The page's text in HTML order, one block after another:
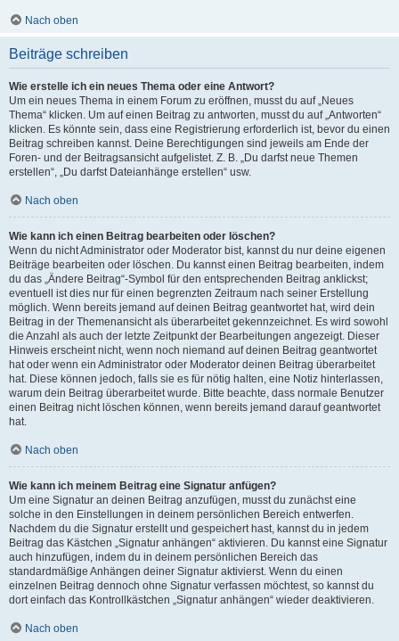
Nach oben
Beiträge schreiben
Wie erstelle ich ein neues Thema oder eine Antwort?
Um ein neues Thema in einem Forum zu eröffnen, musst du auf „Neues
Thema“ klicken. Um auf einen Beitrag zu antworten, musst du auf „Antworten“
klicken. Es könnte sein, dass eine Registrierung erforderlich ist, bevor du einen
Beitrag schreiben kannst. Deine Berechtigungen sind jeweils am Ende der
Foren- und der Beitragsansicht aufgelistet. Z. B. „Du darfst neue Themen
erstellen“, „Du darfst Dateianhänge erstellen“ usw.
Nach oben
Wie kann ich einen Beitrag bearbeiten oder löschen?
Wenn du nicht Administrator oder Moderator bist, kannst du nur deine eigenen
Beiträge bearbeiten oder löschen. Du kannst einen Beitrag bearbeiten, indem
du das „Ändere Beitrag“-Symbol für den entsprechenden Beitrag anklickst;
eventuell ist dies nur für einen begrenzten Zeitraum nach seiner Erstellung
möglich. Wenn bereits jemand auf deinen Beitrag geantwortet hat, wird dein
Beitrag in der Themenansicht als überarbeitet gekennzeichnet. Es wird sowohl
die Anzahl als auch der letzte Zeitpunkt der Bearbeitungen angezeigt. Dieser
Hinweis erscheint nicht, wenn noch niemand auf deinen Beitrag geantwortet
hat oder wenn ein Administrator oder Moderator deinen Beitrag überarbeitet
hat. Diese können jedoch, falls sie es für nötig halten, eine Notiz hinterlassen,
warum dein Beitrag überarbeitet wurde. Bitte beachte, dass normale Benutzer
einen Beitrag nicht löschen können, wenn bereits jemand darauf geantwortet
hat.
Nach oben
Wie kann ich meinem Beitrag eine Signatur anfügen?
Um eine Signatur an deinen Beitrag anzufügen, musst du zunächst eine
solche in den Einstellungen in deinem persönlichen Bereich entwerfen.
Nachdem du die Signatur erstellt und gespeichert hast, kannst du in jedem
Beitrag das Kästchen „Signatur anhängen“ aktivieren. Du kannst eine Signatur
auch hinzufügen, indem du in deinem persönlichen Bereich das
standardmäßige Anhängen deiner Signatur aktivierst. Wenn du einen
einzelnen Beitrag dennoch ohne Signatur verfassen möchtest, so kannst du
dort einfach das Kontrollkästchen „Signatur anhängen“ wieder deaktivieren.
Nach oben